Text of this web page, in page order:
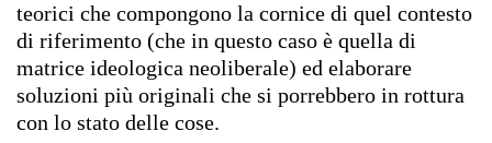
teorici che compongono la cornice di quel contesto
di riferimento (che in questo caso è quella di
matrice ideologica neoliberale) ed elaborare
soluzioni più originali che si porrebbero in rottura
con lo stato delle cose.